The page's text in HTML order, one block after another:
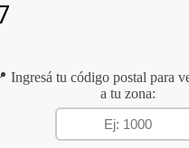
Ingresá tu código postal para
a tu zona: